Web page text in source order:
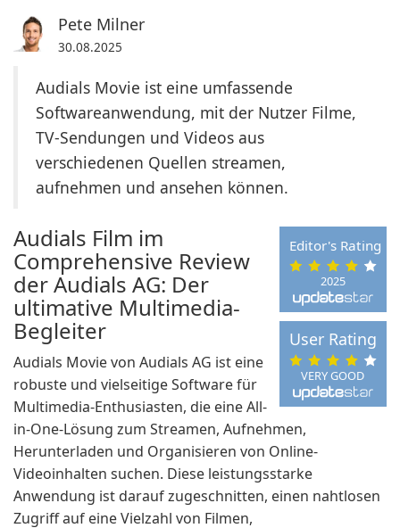
Pete Milner
30.08.2025
Audials Movie ist eine umfassende
Softwareanwendung, mit der Nutzer Filme,
TV-Sendungen und Videos aus
verschiedenen Quellen streamen,
aufnehmen und ansehen können.
2025
Editor's Rating
VERY GOOD
User Rating
Audials Film im
Comprehensive Review
der Audials AG: Der
ultimative Multimedia-
Begleiter
Audials Movie von Audials AG ist eine
robuste und vielseitige Software für
Multimedia-Enthusiasten, die eine All-
in-One-Lösung zum Streamen, Aufnehmen,
Herunterladen und Organisieren von Online-
Videoinhalten suchen. Diese leistungsstarke
Anwendung ist darauf zugeschnitten, einen nahtlosen
Zugriff auf eine Vielzahl von Filmen,